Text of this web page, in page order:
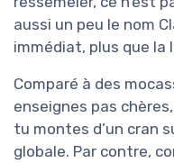
aussi un peu le nom
immédiat, plus que
Comparé à des
enseignes pas
tu montes d’un cran
globale. Par contre,